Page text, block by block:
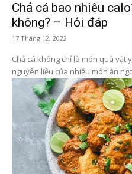
Chả cá bao nhiêu
không? – Hỏi đáp
17 Tháng 12, 2022
Chả cá không chỉ là món quà vặt
nguyên liệu của nhiều món ăn